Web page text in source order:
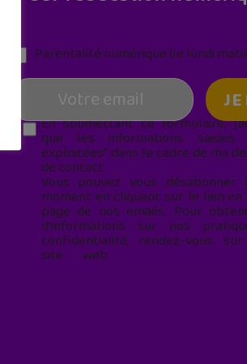
Parentalité numérique (le lundi
En soumettant ce formulaire,
que les informations saisies
exploitées* dans le cadre de ma
de contact.
Vous pouvez vous
moment en cliquant sur le lien en
page de nos emails. Pour
d'informations sur nos
confidentialité, rendez-vous
site web